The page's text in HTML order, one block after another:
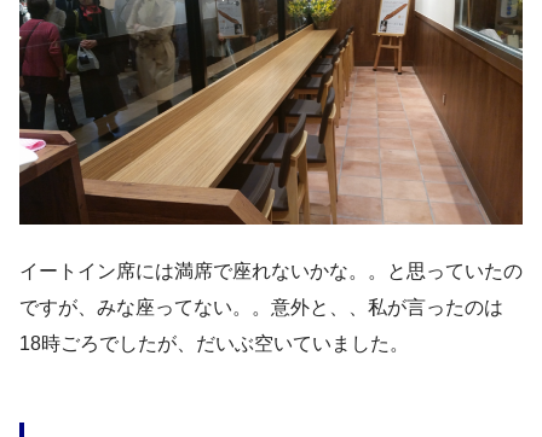
イートイン席には満席で座れないかな。。と思っていたの
ですが、みな座ってない。。意外と、、私が言ったのは
18時ごろでしたが、だいぶ空いていました。